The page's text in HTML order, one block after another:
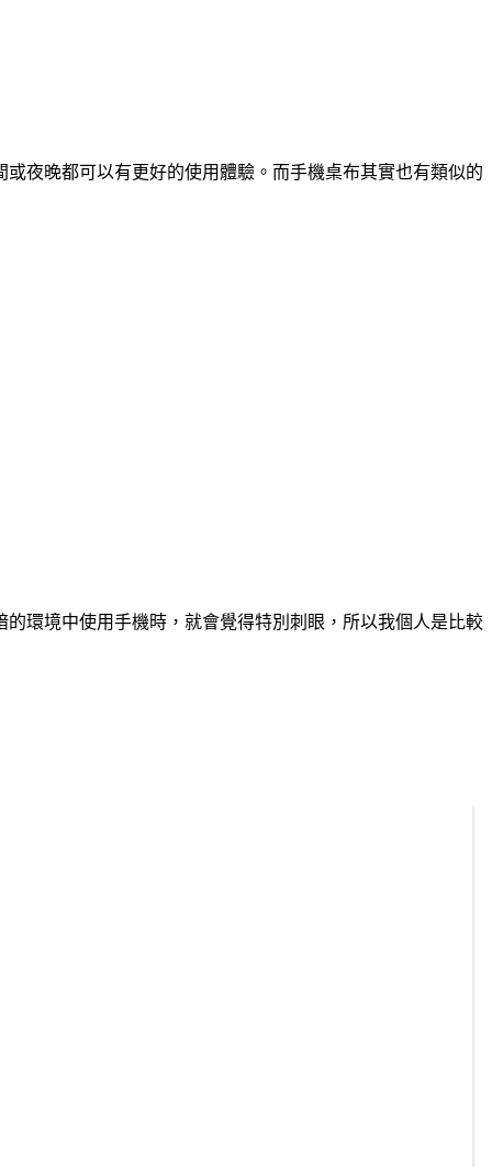
夜晚都可以有更好的使用體驗。而手機桌布其實也有類似的
環境中使用手機時，就會覺得特別刺眼，所以我個人是比較